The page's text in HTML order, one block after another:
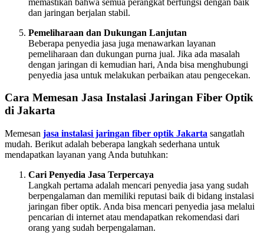
dan jaringan berjalan stabil.
Pemeliharaan dan Dukungan Lanjutan
Beberapa penyedia jasa juga menawarkan layanan
pemeliharaan dan dukungan purna jual. Jika ada masalah
dengan jaringan di kemudian hari, Anda bisa menghubungi
penyedia jasa untuk melakukan perbaikan atau pengecekan.
Cara Memesan Jasa Instalasi Jaringan Fiber Optik
di Jakarta
Memesan jasa instalasi jaringan fiber optik Jakarta sangatlah
mudah. Berikut adalah beberapa langkah sederhana untuk
mendapatkan layanan yang Anda butuhkan:
Cari Penyedia Jasa Terpercaya
Langkah pertama adalah mencari penyedia jasa yang sudah
berpengalaman dan memiliki reputasi baik di bidang instalasi
jaringan fiber optik. Anda bisa mencari penyedia jasa melalui
pencarian di internet atau mendapatkan rekomendasi dari
orang yang sudah berpengalaman.